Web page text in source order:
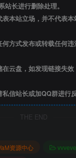
长进行删除处理。
本站立场，并不代表
方式发布或转载任何
云盘，如发现链接失
信站长或加QQ群进行反
THE END
资源中心